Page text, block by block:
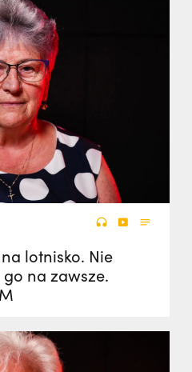
lotnisko. Nie
na zawsze.